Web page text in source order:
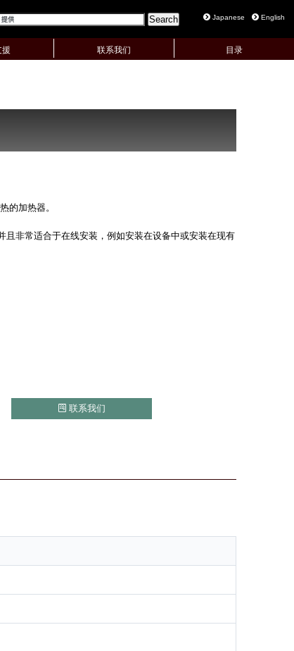
Japanese English
援 联系我们 目录
的加热器。
且非常适合于在线安装，例如安装在设备中或安装在现有
联系我们